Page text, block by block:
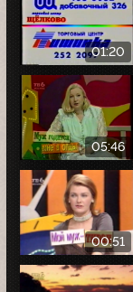
01:20
05:46
00:51